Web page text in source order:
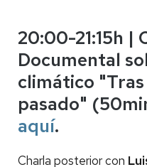
20:00-21:15h |
Documental
climático
pasado"
aquí.
Charla posterior con